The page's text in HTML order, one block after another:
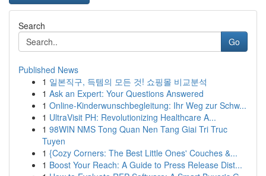
Search
Go
Published News
1 일본직구, 득템의 모든 것! 쇼핑몰 비교분석
1 Ask an Expert: Your Questions Answered
1 Online-Kinderwunschbegleitung: Ihr Weg zur Schw...
1 UltraVisit PH: Revolutionizing Healthcare A...
1 98WIN NMS Tong Quan Nen Tang Giai Tri Truc
Tuyen
1 {Cozy Corners: The Best Little Ones' Couches &...
1 Boost Your Reach: A Guide to Press Release Dist...